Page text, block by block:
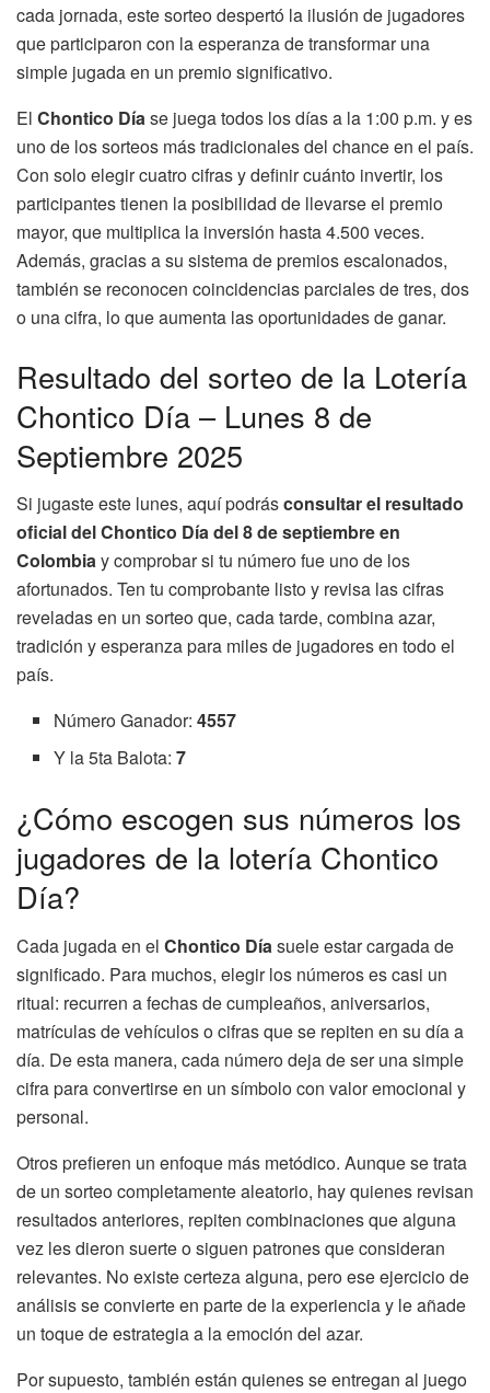
cada jornada, este sorteo despertó la ilusión de jugadores
que participaron con la esperanza de transformar una
simple jugada en un premio significativo.
El Chontico Díase juega todos los días a la 1:00 p.m. y es
uno de los sorteos más tradicionales del chance en el país.
Con solo elegir cuatro cifras y definir cuánto invertir, los
participantes tienen la posibilidad de llevarse el premio
mayor, que multiplica la inversión hasta 4.500 veces.
Además, gracias a su sistema de premios escalonados,
también se reconocen coincidencias parciales de tres, dos
o una cifra, lo que aumenta las oportunidades de ganar.
Resultado del sorteo de la Lotería
Chontico Día – Lunes 8 de
Septiembre 2025
Si jugaste este lunes, aquí podrásconsultar el resultado
oficial del Chontico Día del 8 de septiembre en
Colombiay comprobar si tu número fue uno de los
afortunados. Ten tu comprobante listo y revisa las cifras
reveladas en un sorteo que, cada tarde, combina azar,
tradición y esperanza para miles de jugadores en todo el
país.
Número Ganador:4557
Y la 5ta Balota:7
¿Cómo escogen sus números los
jugadores de la lotería Chontico
Día?
Cada jugada en el Chontico Díasuele estar cargada de
significado. Para muchos, elegir los números es casi un
ritual: recurren a fechas de cumpleaños, aniversarios,
matrículas de vehículos o cifras que se repiten en su día a
día. De esta manera, cada número deja de ser una simple
cifra para convertirse en un símbolo con valor emocional y
personal.
Otros prefieren un enfoque más metódico. Aunque se trata
de un sorteo completamente aleatorio, hay quienes revisan
resultados anteriores, repiten combinaciones que alguna
vez les dieron suerte o siguen patrones que consideran
relevantes. No existe certeza alguna, pero ese ejercicio de
análisis se convierte en parte de la experiencia y le añade
un toque de estrategia a la emoción del azar.
Por supuesto, también están quienes se entregan al juego